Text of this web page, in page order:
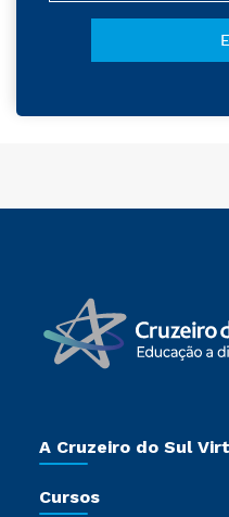
A Cruzeiro do Sul
Sala de Imprensa
Cursos